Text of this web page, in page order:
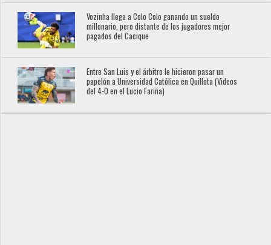
Vozinha llega a Colo Colo ganando un sueldo
millonario, pero distante de los jugadores mejor
pagados del Cacique
Entre San Luis y el árbitro le hicieron pasar un
papelón a Universidad Católica en Quillota (Videos
del 4-0 en el Lucio Fariña)